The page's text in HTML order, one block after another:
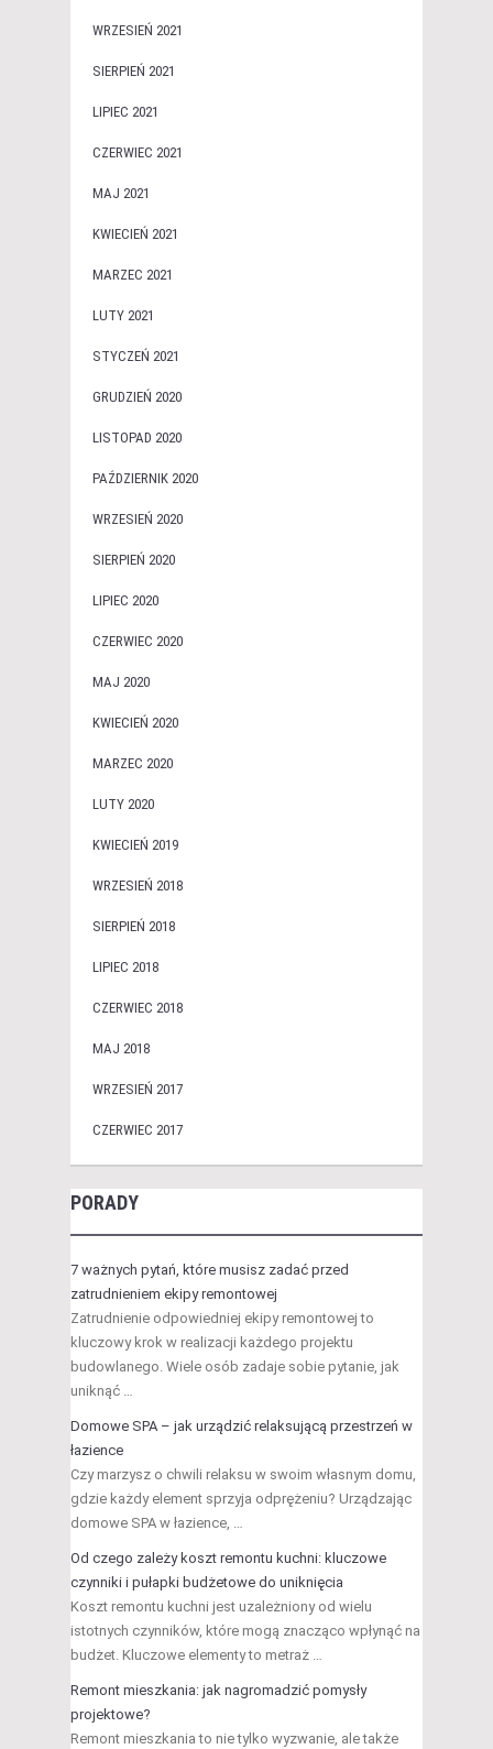
WRZESIEŃ 2021
SIERPIEŃ 2021
LIPIEC 2021
CZERWIEC 2021
MAJ 2021
KWIECIEŃ 2021
MARZEC 2021
LUTY 2021
STYCZEŃ 2021
GRUDZIEŃ 2020
LISTOPAD 2020
PAŹDZIERNIK 2020
WRZESIEŃ 2020
SIERPIEŃ 2020
LIPIEC 2020
CZERWIEC 2020
MAJ 2020
KWIECIEŃ 2020
MARZEC 2020
LUTY 2020
KWIECIEŃ 2019
WRZESIEŃ 2018
SIERPIEŃ 2018
LIPIEC 2018
CZERWIEC 2018
MAJ 2018
WRZESIEŃ 2017
CZERWIEC 2017
PORADY
7 ważnych pytań, które musisz zadać przed
zatrudnieniem ekipy remontowej
Zatrudnienie odpowiedniej ekipy remontowej to
kluczowy krok w realizacji każdego projektu
budowlanego. Wiele osób zadaje sobie pytanie, jak
uniknąć …
Domowe SPA – jak urządzić relaksującą przestrzeń w
łazience
Czy marzysz o chwili relaksu w swoim własnym domu,
gdzie każdy element sprzyja odprężeniu? Urządzając
domowe SPA w łazience, …
Od czego zależy koszt remontu kuchni: kluczowe
czynniki i pułapki budżetowe do uniknięcia
Koszt remontu kuchni jest uzależniony od wielu
istotnych czynników, które mogą znacząco wpłynąć na
budżet. Kluczowe elementy to metraż …
Remont mieszkania: jak nagromadzić pomysły
projektowe?
Remont mieszkania to nie tylko wyzwanie, ale także